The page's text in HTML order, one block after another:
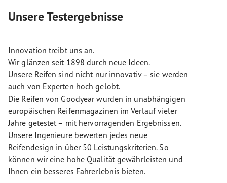
Unsere Testergebnisse
Innovation treibt uns an.
Wir glänzen seit 1898 durch neue Ideen.
Unsere Reifen sind nicht nur innovativ – sie werden
auch von Experten hoch gelobt.
Die Reifen von Goodyear wurden in unabhängigen
europäischen Reifenmagazinen im Verlauf vieler
Jahre getestet – mit hervorragenden Ergebnissen.
Unsere Ingenieure bewerten jedes neue
Reifendesign in über 50 Leistungskriterien. So
können wir eine hohe Qualität gewährleisten und
Ihnen ein besseres Fahrerlebnis bieten.